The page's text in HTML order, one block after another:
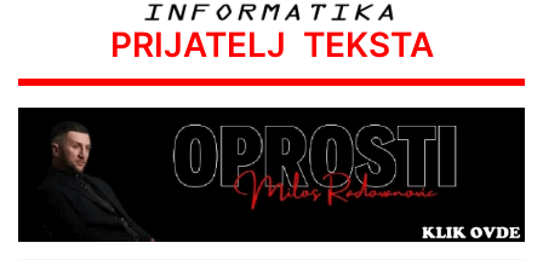
PRIJATELJ TEKSTA